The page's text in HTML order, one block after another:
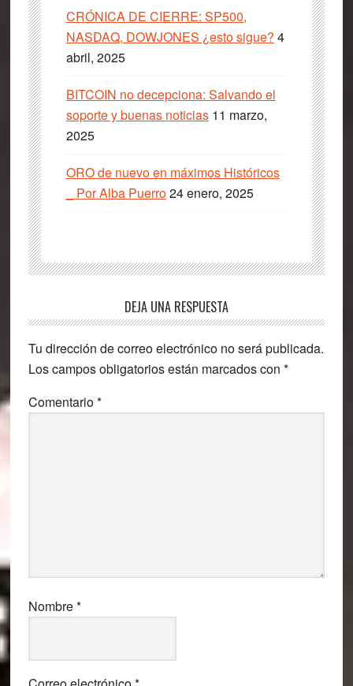
CRÓNICA DE CIERRE: SP500,
NASDAQ, DOWJONES ¿esto sigue? 4
abril, 2025
BITCOIN no decepciona: Salvando el
soporte y buenas noticias 11 marzo,
2025
ORO de nuevo en máximos Históricos
_ Por Alba Puerro24 enero, 2025
Interacciones
con
los
lectores
DEJA UNA RESPUESTA
Tu dirección de correo electrónico no será publicada.
Los campos obligatorios están marcados con *
Comentario*
Nombre*